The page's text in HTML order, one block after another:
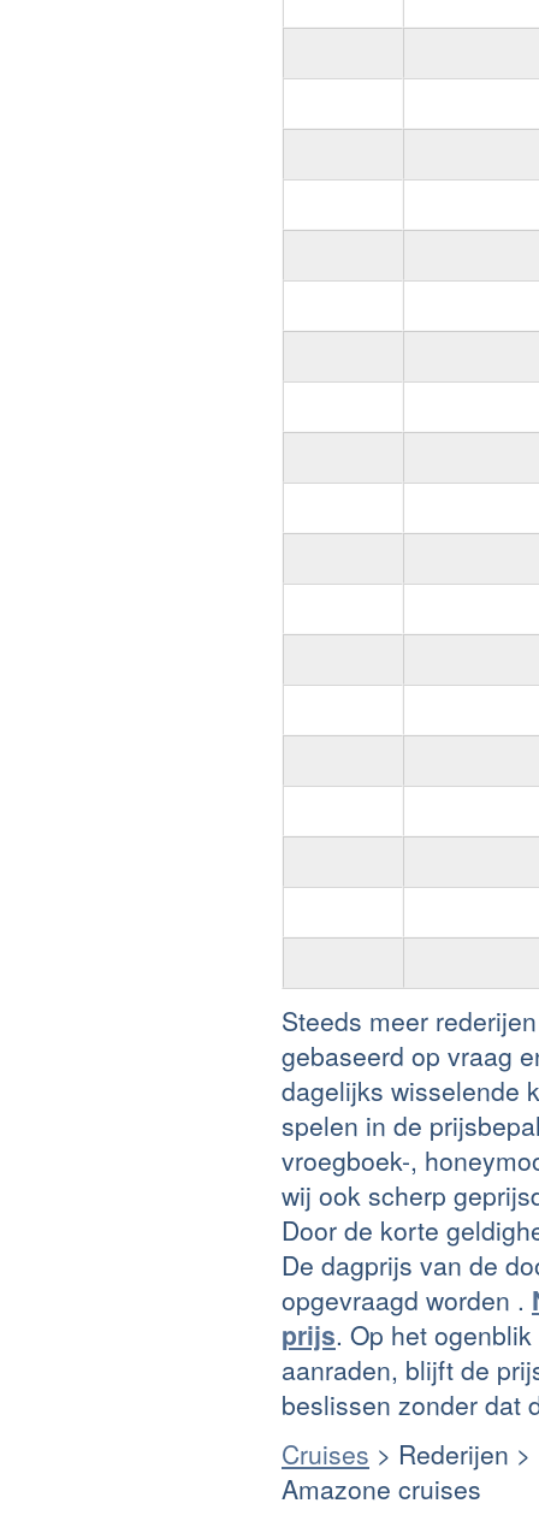
Steeds meer
gebaseerd op vraag
dagelijks wisselende
spelen in de
vroegboek-,
wij ook scherp
Door de korte
De dagprijs van de
opgevraagd worden .
prijs. Op het
aanraden, blijft de
beslissen zonder dat
Cruises > Rederijen
Amazone cruises